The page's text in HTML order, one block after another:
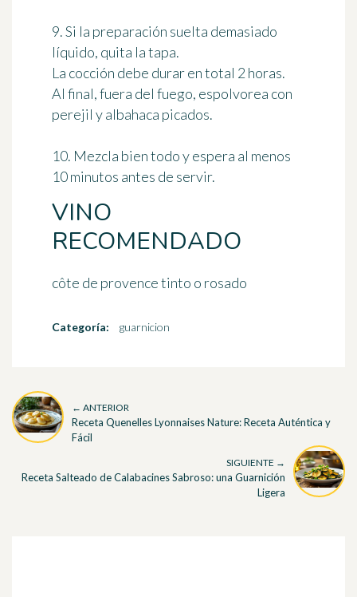
9. Si la preparación suelta demasiado
líquido, quita la tapa.
La cocción debe durar en total 2 horas.
Al final, fuera del fuego, espolvorea con
perejil y albahaca picados.
10. Mezcla bien todo y espera al menos
10 minutos antes de servir.
VINO
RECOMENDADO
côte de provence tinto o rosado
Categoría: guarnicion
← ANTERIOR
Receta Quenelles Lyonnaises Nature: Receta Auténtica y
Fácil
SIGUIENTE →
Receta Salteado de Calabacines Sabroso: una Guarnición
Ligera